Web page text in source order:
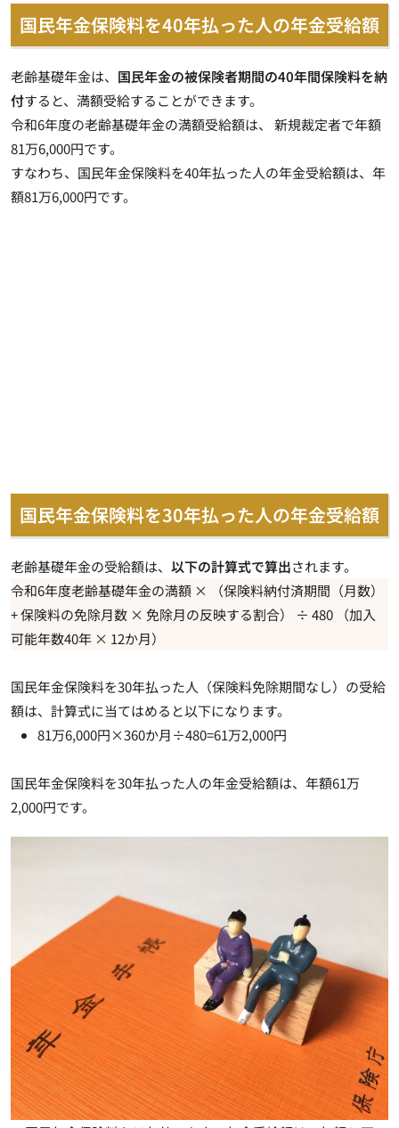
国民年金保険料を40年払った人の年金受給額
老齢基礎年金は、 国民年金の被保険者期間の40年間保険料を納
付すると、 満額受給することができます。
令和6年度の老齢基礎年金の満額受給額は、 新規裁定者で年額
81万6,000円です。
すなわち、国民年金保険料を40年払った人の年金受給額は、 年
額81万6,000円です。
国民年金保険料を30年払った人の年金受給額
老齢基礎年金の受給額は、 以下の計算式で算出されます。
令和6年度老齢基礎年金の満額 × （保険料納付済期間（月数）
+ 保険料の免除月数 × 免除月の反映する割合） ÷ 480 （加入
可能年数40年 × 12か月）
国民年金保険料を30年払った人（保険料免除期間なし）の受給
額は、計算式に当てはめると以下になります。
81万6,000円×360か月÷480=61万2,000円
国民年金保険料を30年払った人の年金受給額は、 年額61万
2,000円です。